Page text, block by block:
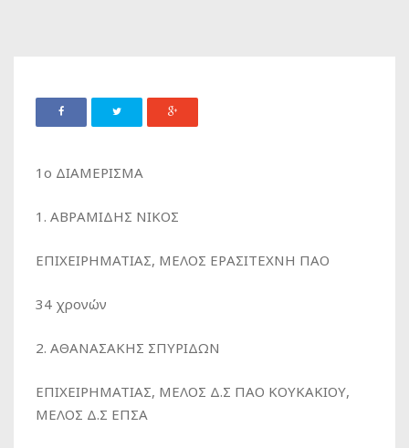
1ο ΔΙΑΜΕΡΙΣΜΑ
1. ΑΒΡΑΜΙΔΗΣ ΝΙΚΟΣ
ΕΠΙΧΕΙΡΗΜΑΤΙΑΣ, MEΛΟΣ ΕΡΑΣΙΤΕΧΝΗ ΠΑΟ
34 χρονών
2. ΑΘΑΝΑΣΑΚΗΣ ΣΠΥΡΙΔΩΝ
ΕΠΙΧΕΙΡΗΜΑΤΙΑΣ, ΜΕΛΟΣ Δ.Σ ΠΑΟ ΚΟΥΚΑΚΙΟΥ,
ΜΕΛΟΣ Δ.Σ ΕΠΣΑ